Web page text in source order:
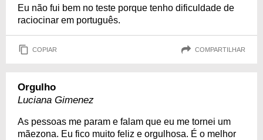
Eu não fui bem no teste porque tenho dificuldade de
raciocinar em português.
COPIAR COMPARTILHAR
Orgulho
Luciana Gimenez
As pessoas me param e falam que eu me tornei um
mãezona. Eu fico muito feliz e orgulhosa. É o melhor